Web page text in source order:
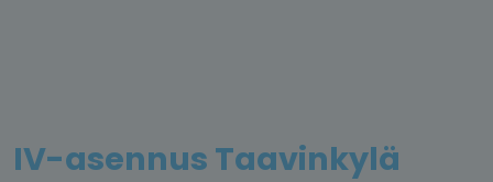
IV-asennus Taavinkylä